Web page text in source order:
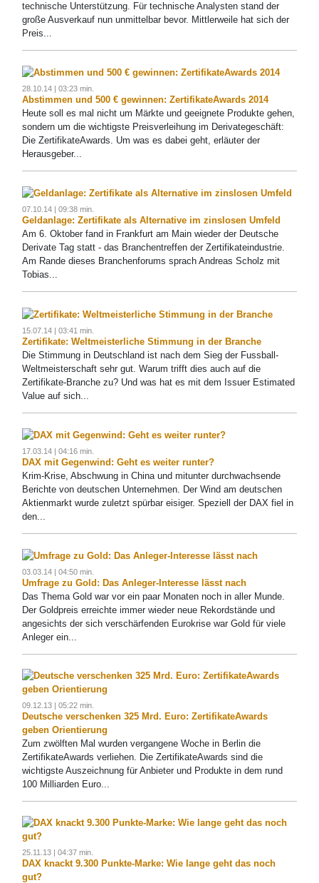
technische Unterstützung. Für technische Analysten stand der
große Ausverkauf nun unmittelbar bevor. Mittlerweile hat sich der
Preis...
28.10.14 | 03:23 min.
Abstimmen und 500 € gewinnen: ZertifikateAwards 2014
Heute soll es mal nicht um Märkte und geeignete Produkte gehen,
sondern um die wichtigste Preisverleihung im Derivategeschäft:
Die ZertifikateAwards. Um was es dabei geht, erläuter der
Herausgeber...
07.10.14 | 09:38 min.
Geldanlage: Zertifikate als Alternative im zinslosen Umfeld
Am 6. Oktober fand in Frankfurt am Main wieder der Deutsche
Derivate Tag statt - das Branchentreffen der Zertifikateindustrie.
Am Rande dieses Branchenforums sprach Andreas Scholz mit
Tobias...
15.07.14 | 03:41 min.
Zertifikate: Weltmeisterliche Stimmung in der Branche
Die Stimmung in Deutschland ist nach dem Sieg der Fussball-
Weltmeisterschaft sehr gut. Warum trifft dies auch auf die
Zertifikate-Branche zu? Und was hat es mit dem Issuer Estimated
Value auf sich...
17.03.14 | 04:16 min.
DAX mit Gegenwind: Geht es weiter runter?
Krim-Krise, Abschwung in China und mitunter durchwachsende
Berichte von deutschen Unternehmen. Der Wind am deutschen
Aktienmarkt wurde zuletzt spürbar eisiger. Speziell der DAX fiel in
den...
03.03.14 | 04:50 min.
Umfrage zu Gold: Das Anleger-Interesse lässt nach
Das Thema Gold war vor ein paar Monaten noch in aller Munde.
Der Goldpreis erreichte immer wieder neue Rekordstände und
angesichts der sich verschärfenden Eurokrise war Gold für viele
Anleger ein...
09.12.13 | 05:22 min.
Deutsche verschenken 325 Mrd. Euro: ZertifikateAwards
geben Orientierung
Zum zwölften Mal wurden vergangene Woche in Berlin die
ZertifikateAwards verliehen. Die ZertifikateAwards sind die
wichtigste Auszeichnung für Anbieter und Produkte in dem rund
100 Milliarden Euro...
25.11.13 | 04:37 min.
DAX knackt 9.300 Punkte-Marke: Wie lange geht das noch
gut?